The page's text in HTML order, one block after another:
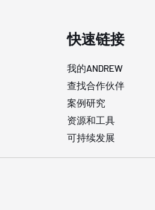
快速链接
我的ANDREW
查找合作伙伴
案例研究
资源和工具
可持续发展